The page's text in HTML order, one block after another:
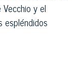
y el
espléndidos